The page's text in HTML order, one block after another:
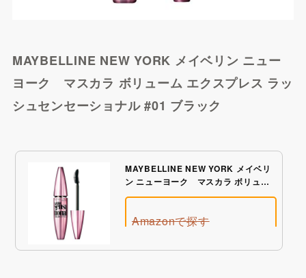
BUYMAで探す
MAYBELLINE NEW YORK メイベリン ニュー
ヨーク マスカラ ボリューム エクスプレス ラッ
シュセンセーショナル #01 ブラック
MAYBELLINE NEW YORK メイベリ
ン ニューヨーク マスカラ ボリュー
ム エクスプレス ラッシュセンセーシ
Amazonで探す